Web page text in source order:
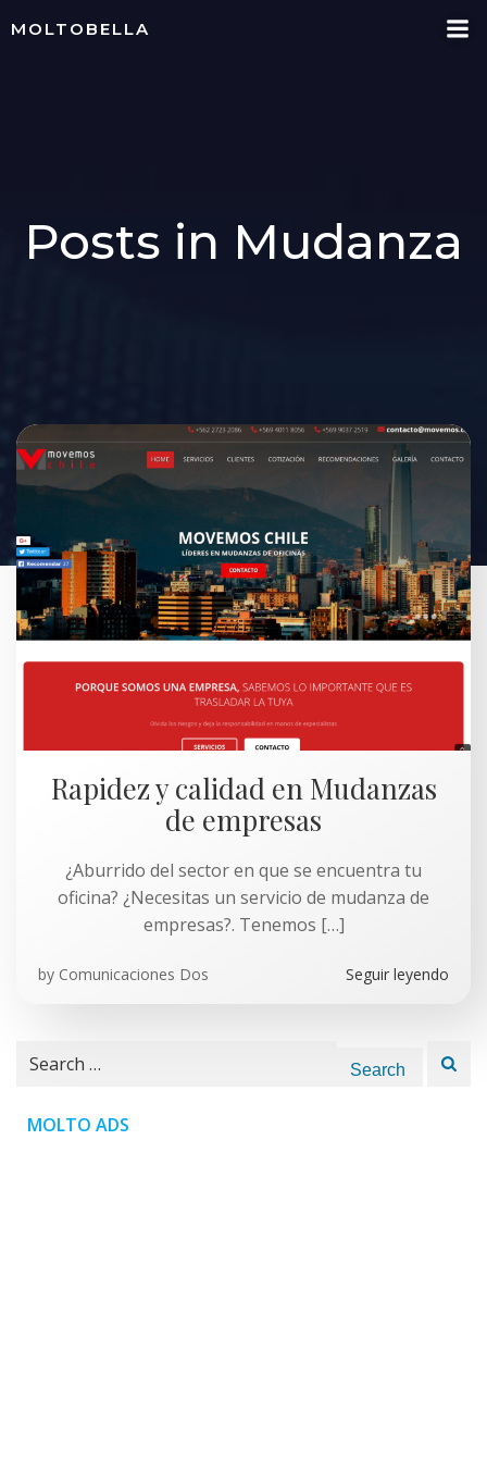
MOLTOBELLA
Posts in Mudanza
Rapidez y calidad en Mudanzas
de empresas
¿Aburrido del sector en que se encuentra tu
oficina? ¿Necesitas un servicio de mudanza de
empresas?. Tenemos […]
by Comunicaciones Dos Seguir leyendo
Search
MOLTO ADS